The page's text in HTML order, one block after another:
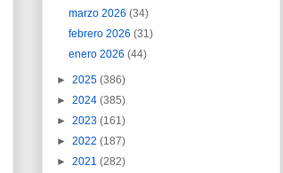
marzo 2026(34)
febrero 2026(31)
enero 2026(44)
► 2025 (386)
► 2024 (385)
► 2023 (161)
► 2022 (187)
► 2021 (282)